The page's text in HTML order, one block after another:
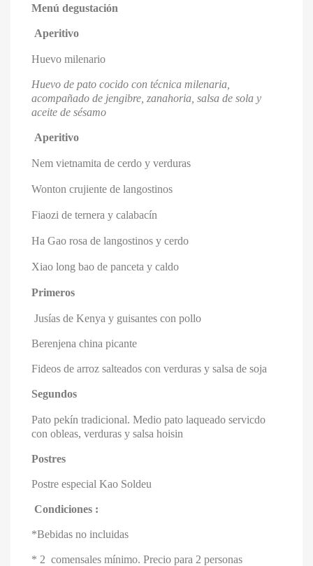
Create new list
Menú degustación
Aperitivo
Huevo milenario
Huevo de pato cocido con técnica milenaria,
acompañado de jengibre, zanahoria, salsa de sola y
aceite de sésamo
Aperitivo
Nem vietnamita de cerdo y verduras
Wonton crujiente de langostinos
Fiaozi de ternera y calabacín
Ha Gao rosa de langostinos y cerdo
Xiao long bao de panceta y caldo
Primeros
Jusías de Kenya y guisantes con pollo
Berenjena china picante
Fideos de arroz salteados con verduras y salsa de soja
Segundos
Pato pekín tradicional. Medio pato laqueado servicdo
con obleas, verduras y salsa hoisin
Postres
Postre especial Kao Soldeu
Condiciones :
*Bebidas no incluidas
* 2 comensales mínimo. Precio para 2 personas